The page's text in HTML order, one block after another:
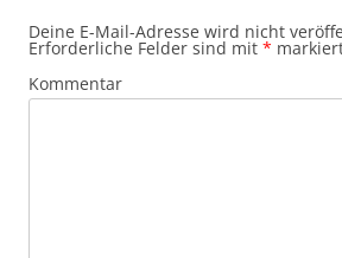
Deine E-Mail-Adresse wird nicht
Erforderliche Felder sind mit *
Kommentar